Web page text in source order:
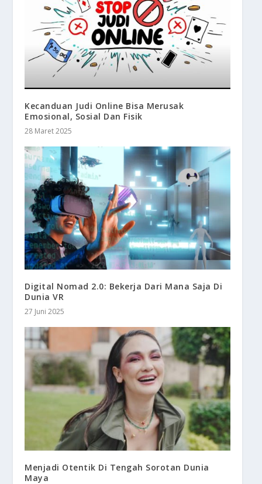
Kecanduan Judi Online Bisa Merusak
Emosional, Sosial Dan Fisik
28 Maret 2025
Digital Nomad 2.0: Bekerja Dari Mana Saja Di
Dunia VR
27 Juni 2025
Menjadi Otentik Di Tengah Sorotan Dunia
Maya